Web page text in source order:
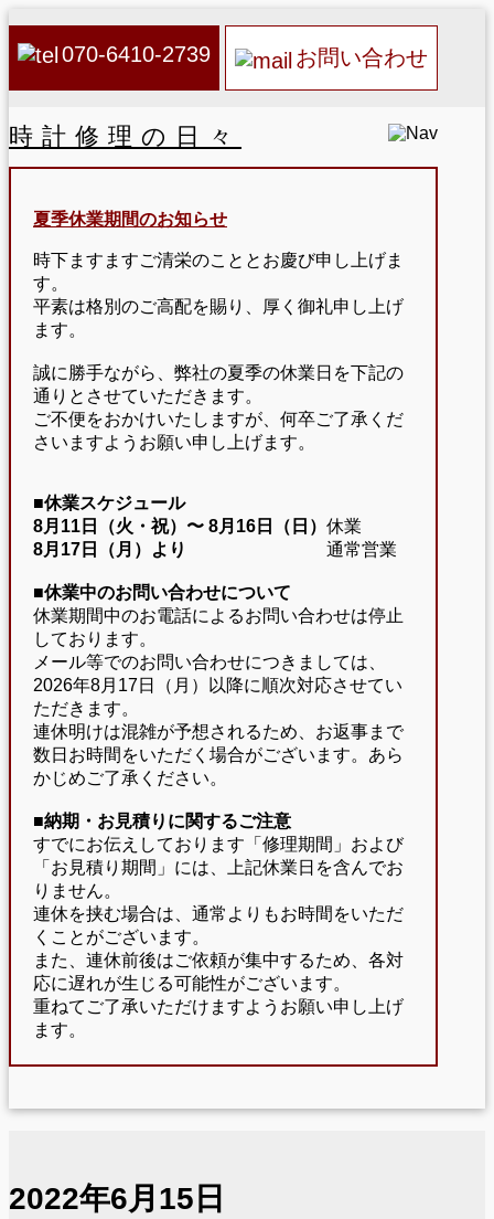
070-6410-2739 お問い合わせ
時計修理の日々
夏季休業期間のお知らせ
時下ますますご清栄のこととお慶び申し上げま
す。
平素は格別のご高配を賜り、厚く御礼申し上げ
ます。
誠に勝手ながら、弊社の夏季の休業日を下記の
通りとさせていただきます。
ご不便をおかけいたしますが、何卒ご了承くだ
さいますようお願い申し上げます。
■休業スケジュール
8月11日（火・祝）〜 8月16日（日） 休業
8月17日（月）より
通常営業
■休業中のお問い合わせについて
休業期間中のお電話によるお問い合わせは停止
しております。
メール等でのお問い合わせにつきましては、
2026年8月17日（月）以降に順次対応させてい
ただきます。
連休明けは混雑が予想されるため、お返事まで
数日お時間をいただく場合がございます。あら
かじめご了承ください。
■納期・お見積りに関するご注意
すでにお伝えしております「修理期間」および
「お見積り期間」には、上記休業日を含んでお
りません。
連休を挟む場合は、通常よりもお時間をいただ
くことがございます。
また、連休前後はご依頼が集中するため、各対
応に遅れが生じる可能性がございます。
重ねてご了承いただけますようお願い申し上げ
ます。
2022年6月15日